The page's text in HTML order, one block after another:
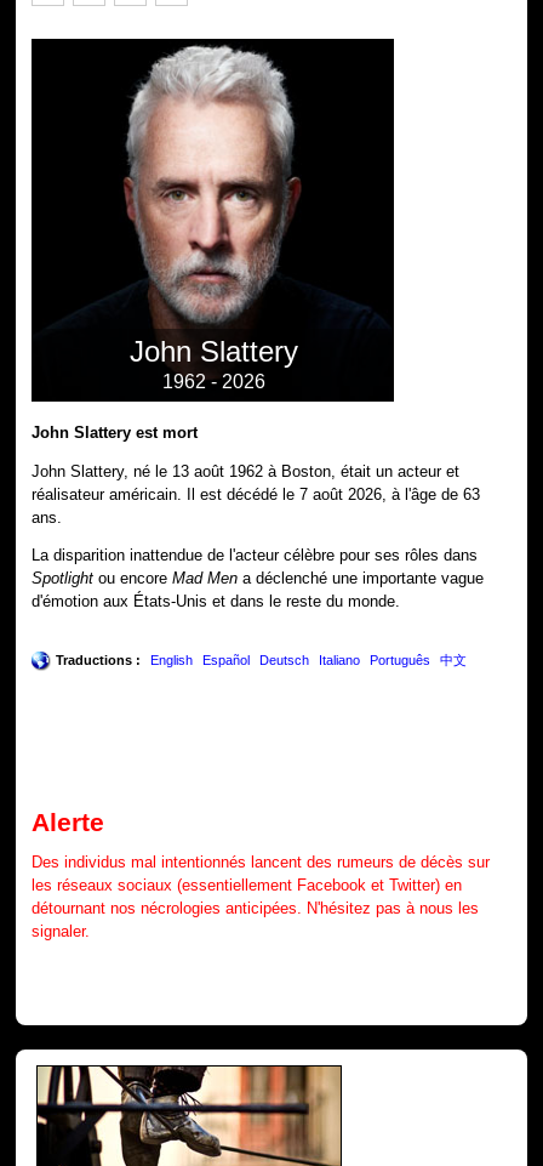
John Slattery
1962 - 2026
John Slattery est mort
John Slattery, né le 13 août 1962 à Boston, était un acteur et
réalisateur américain. Il est décédé le 7 août 2026, à l'âge de 63
ans.
La disparition inattendue de l'acteur célèbre pour ses rôles dans
Spotlight ou encoreMad Men a déclenché une importante vague
d'émotion aux États-Unis et dans le reste du monde.
Traductions : English Español Deutsch Italiano Português 中文
Alerte
Des individus mal intentionnés lancent des rumeurs de décès sur
les réseaux sociaux (essentiellement Facebook et Twitter) en
détournant nos nécrologies anticipées. N'hésitez pas à nous les
signaler.